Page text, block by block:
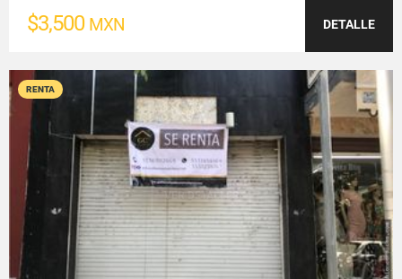
$3,500 MXN DETALLE
RENTA
VER DETALLES